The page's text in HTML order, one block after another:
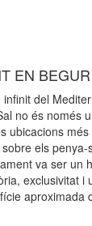
EN BEGUR
del
no és només
ubicacions
els penya-
va ser un
exclusivitat i
aproximada